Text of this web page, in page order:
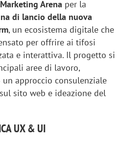
Marketing Arena per la
di lancio della nuova
, un ecosistema digitale che
per offrire ai tifosi
e interattiva. Il progetto si
aree di lavoro,
approccio consulenziale
sito web e ideazione del
UX & UI